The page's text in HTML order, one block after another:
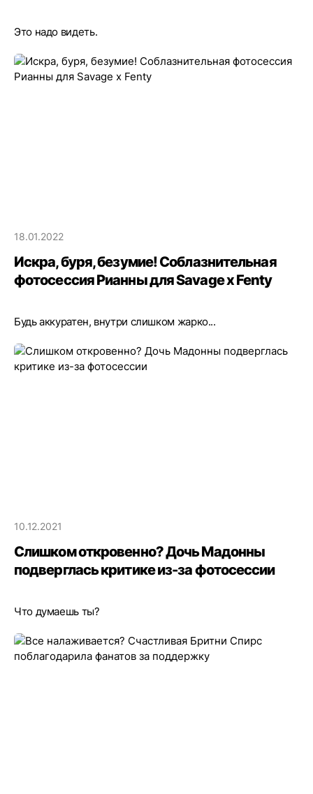
Это надо видеть.
18.01.2022
Искра, буря, безумие! Соблазнительная
фотосессия Рианны для Savage x Fenty
Будь аккуратен, внутри слишком жарко...
10.12.2021
Слишком откровенно? Дочь Мадонны
подверглась критике из-за фотосессии
Что думаешь ты?